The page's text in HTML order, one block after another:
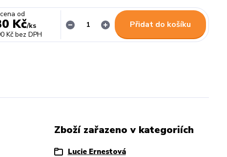
cena od
Kč/ks
Kč bez DPH
Přidat do košíku
Zboží zařazeno v kategoriích
Lucie Ernestová